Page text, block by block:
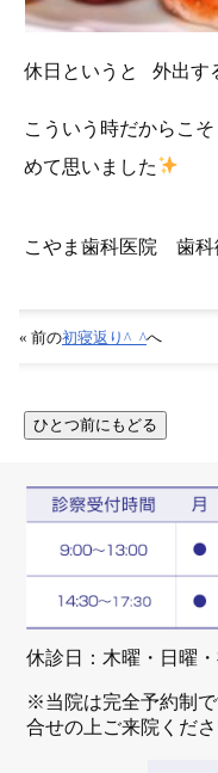
休日というと 外出す
こういう時だからこ
めて思いました
こやま歯科医院 歯
« 前の初寝返り^_^へ
休診日：木曜・日曜・
※当院は完全予約制
合せの上ご来院くださ